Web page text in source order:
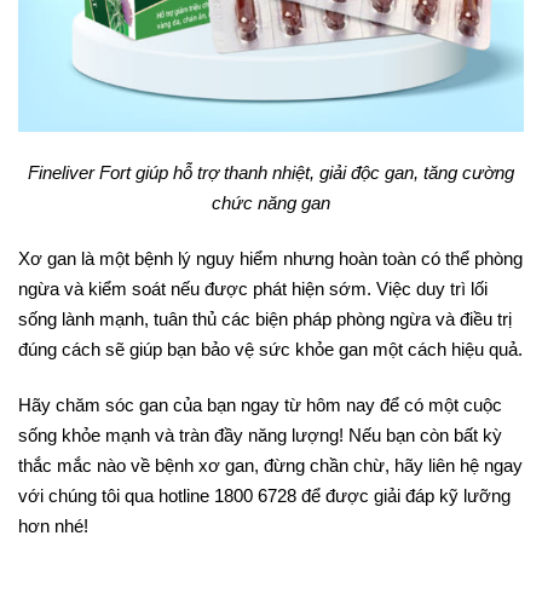
Fineliver Fort giúp hỗ trợ thanh nhiệt, giải độc gan, tăng cường
chức năng gan
Xơ gan là một bệnh lý nguy hiểm nhưng hoàn toàn có thể phòng
ngừa và kiểm soát nếu được phát hiện sớm. Việc duy trì lối
sống lành mạnh, tuân thủ các biện pháp phòng ngừa và điều trị
đúng cách sẽ giúp bạn bảo vệ sức khỏe gan một cách hiệu quả.
Hãy chăm sóc gan của bạn ngay từ hôm nay để có một cuộc
sống khỏe mạnh và tràn đầy năng lượng! Nếu bạn còn bất kỳ
thắc mắc nào về bệnh xơ gan, đừng chần chừ, hãy liên hệ ngay
với chúng tôi qua hotline 1800 6728 để được giải đáp kỹ lưỡng
hơn nhé!